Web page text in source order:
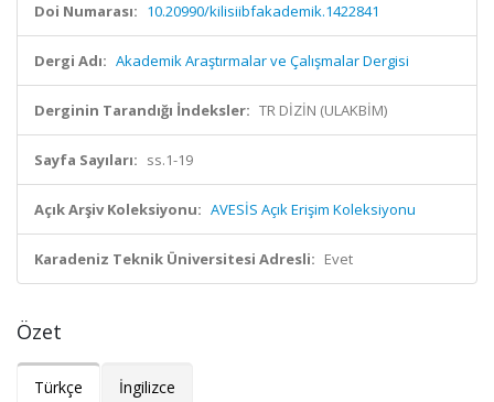
Doi Numarası: 10.20990/kilisiibfakademik.1422841
Dergi Adı: Akademik Araştırmalar ve Çalışmalar Dergisi
Derginin Tarandığı İndeksler: TR DİZİN (ULAKBİM)
Sayfa Sayıları: ss.1-19
Açık Arşiv Koleksiyonu: AVESİS Açık Erişim Koleksiyonu
Karadeniz Teknik Üniversitesi Adresli: Evet
Özet
Türkçe İngilizce